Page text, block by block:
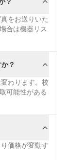
をお送りいた
合は機器リス
？
わります。校
可能性がある
価格が変動す